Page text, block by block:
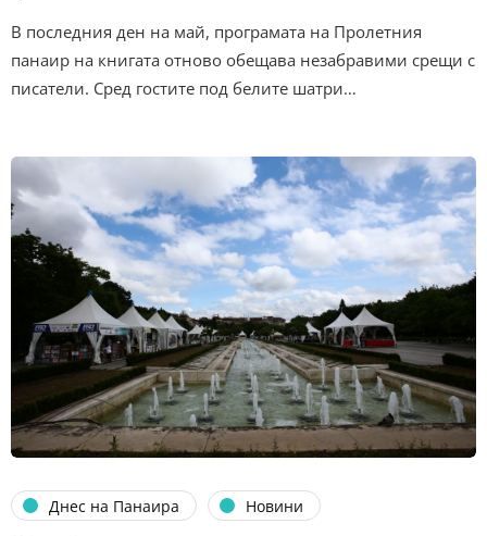
В последния ден на май, програмата на Пролетния
панаир на книгата отново обещава незабравими срещи с
писатели. Сред гостите под белите шатри…
Днес на Панаира Новини